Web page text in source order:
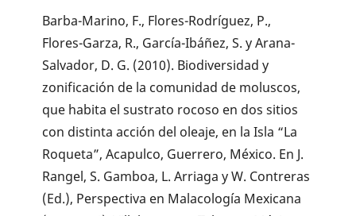
Barba-Marino, F., Flores-Rodríguez, P.,
Flores-Garza, R., García-Ibáñez, S. y Arana-
Salvador, D. G. (2010). Biodiversidad y
zonificación de la comunidad de moluscos,
que habita el sustrato rocoso en dos sitios
con distinta acción del oleaje, en la Isla “La
Roqueta”, Acapulco, Guerrero, México. En J.
Rangel, S. Gamboa, L. Arriaga y W. Contreras
(Ed.), Perspectiva en Malacología Mexicana